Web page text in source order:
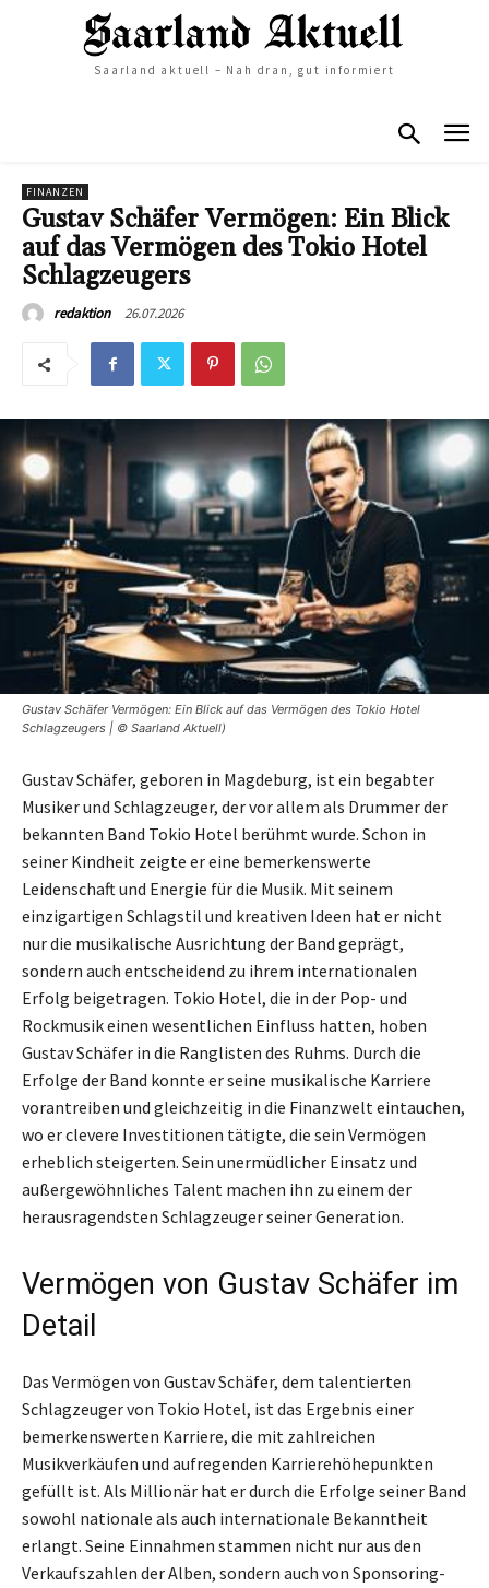
Saarland aktuell – Nah dran, gut informiert
FINANZEN
Gustav Schäfer Vermögen: Ein Blick
auf das Vermögen des Tokio Hotel
Schlagzeugers
redaktion 26.07.2026
Gustav Schäfer Vermögen: Ein Blick auf das Vermögen des Tokio Hotel
Schlagzeugers | © Saarland Aktuell)
Gustav Schäfer, geboren in Magdeburg, ist ein begabter
Musiker und Schlagzeuger, der vor allem als Drummer der
bekannten Band Tokio Hotel berühmt wurde. Schon in
seiner Kindheit zeigte er eine bemerkenswerte
Leidenschaft und Energie für die Musik. Mit seinem
einzigartigen Schlagstil und kreativen Ideen hat er nicht
nur die musikalische Ausrichtung der Band geprägt,
sondern auch entscheidend zu ihrem internationalen
Erfolg beigetragen. Tokio Hotel, die in der Pop- und
Rockmusik einen wesentlichen Einfluss hatten, hoben
Gustav Schäfer in die Ranglisten des Ruhms. Durch die
Erfolge der Band konnte er seine musikalische Karriere
vorantreiben und gleichzeitig in die Finanzwelt eintauchen,
wo er clevere Investitionen tätigte, die sein Vermögen
erheblich steigerten. Sein unermüdlicher Einsatz und
außergewöhnliches Talent machen ihn zu einem der
herausragendsten Schlagzeuger seiner Generation.
Vermögen von Gustav Schäfer im
Detail
Das Vermögen von Gustav Schäfer, dem talentierten
Schlagzeuger von Tokio Hotel, ist das Ergebnis einer
bemerkenswerten Karriere, die mit zahlreichen
Musikverkäufen und aufregenden Karrierehöhepunkten
gefüllt ist. Als Millionär hat er durch die Erfolge seiner Band
sowohl nationale als auch internationale Bekanntheit
erlangt. Seine Einnahmen stammen nicht nur aus den
Verkaufszahlen der Alben, sondern auch von Sponsoring-